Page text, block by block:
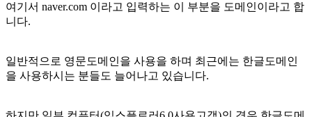
여기서 naver.com 이라고 입력하는 이 부분을 도메인이라고 합
니다.
일반적으로 영문도메인을 사용을 하며 최근에는 한글도메인
을 사용하시는 분들도 늘어나고 있습니다.